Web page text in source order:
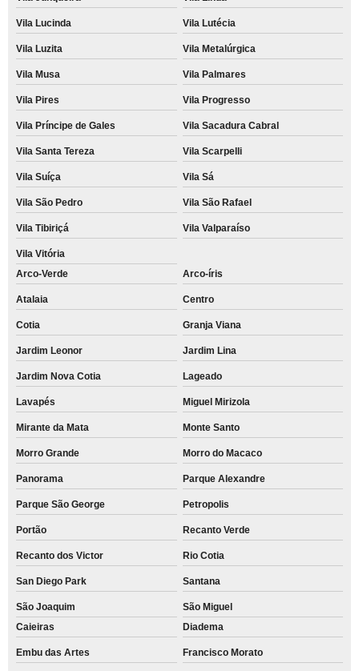
aluguéis de impressoras a laser coloridas Tamanduateí 3
Vila Lucinda Vila Lutécia
Vila Luzita Vila Metalúrgica
Vila Musa Vila Palmares
Vila Pires Vila Progresso
Vila Príncipe de Gales Vila Sacadura Cabral
Vila Santa Tereza Vila Scarpelli
Vila Suíça Vila Sá
Vila São Pedro Vila São Rafael
Vila Tibiriçá Vila Valparaíso
Vila Vitória
Arco-Verde
Arco-íris
Atalaia Centro
Cotia Granja Viana
Jardim Leonor Jardim Lina
Jardim Nova Cotia Lageado
Lavapés Miguel Mirizola
Mirante da Mata Monte Santo
Morro Grande Morro do Macaco
Panorama Parque Alexandre
Parque São George Petropolis
Portão Recanto Verde
Recanto dos Victor Rio Cotia
San Diego Park Santana
São Joaquim
São Miguel
Caieiras
Diadema
Embu das Artes Francisco Morato